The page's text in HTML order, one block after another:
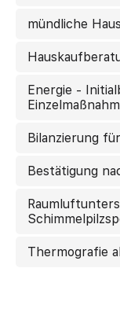
mündliche
Energie -
Bilanzierung
Bestätigung
Thermografie